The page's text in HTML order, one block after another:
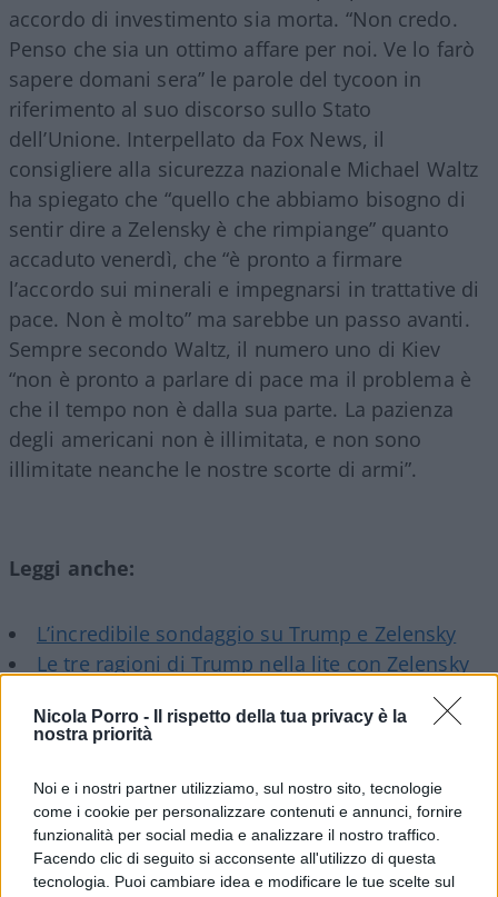
Nicola Porro -
Il rispetto della tua privacy è la
nostra priorità
Noi e i nostri partner utilizziamo, sul nostro sito, tecnologie
come i cookie per personalizzare contenuti e annunci, fornire
funzionalità per social media e analizzare il nostro traffico.
Facendo clic di seguito si acconsente all'utilizzo di questa
tecnologia. Puoi cambiare idea e modificare le tue scelte sul
accordo di investimento sia morta. “Non credo.
Penso che sia un ottimo affare per noi. Ve lo farò
sapere domani sera” le parole del tycoon in
riferimento al suo discorso sullo Stato
dell’Unione. Interpellato da Fox News, il
consigliere alla sicurezza nazionale Michael Waltz
ha spiegato che “quello che abbiamo bisogno di
sentir dire a Zelensky è che rimpiange” quanto
accaduto venerdì, che “è pronto a firmare
l’accordo sui minerali e impegnarsi in trattative di
pace. Non è molto” ma sarebbe un passo avanti.
Sempre secondo Waltz, il numero uno di Kiev
“non è pronto a parlare di pace ma il problema è
che il tempo non è dalla sua parte. La pazienza
degli americani non è illimitata, e non sono
illimitate neanche le nostre scorte di armi”.
Leggi anche:
L’incredibile sondaggio su Trump e Zelensky
Le tre ragioni di Trump nella lite con Zelensky
“Deve farlo pubblicamente”. Così Trump vuole
la penitenza di Zelensky
Nella giornata di ieri Trump ha rilanciato le sue
critiche verso Zelensky, intensificando la polemica
che era già esplosa nei giorni scorsi durante uno
scontro verbale nello Studio Ovale della Casa